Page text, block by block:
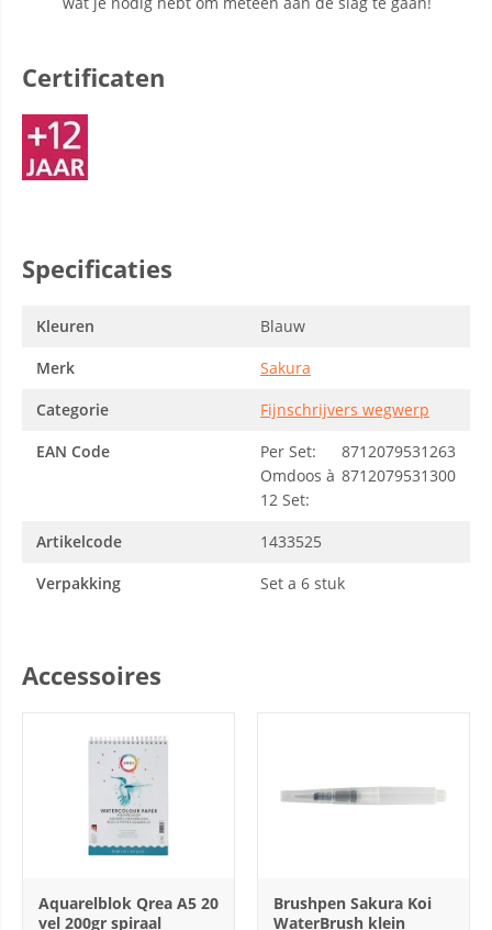
Certificaten
Specificaties
Kleuren
Blauw
Merk
Sakura
Categorie
Fijnschrijvers wegwerp
EAN Code
Per Set:
8712079531263
Omdoos à
12 Set:
8712079531300
Artikelcode
1433525
Verpakking
Set a 6 stuk
Accessoires
Aquarelblok Qrea A5 20
vel 200gr spiraal
Brushpen Sakura Koi
WaterBrush klein